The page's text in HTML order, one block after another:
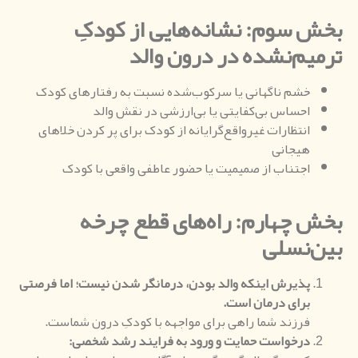
بخش سوم:نشانه‌هایی از کودکِ
ترمیم‌نشده در درون والد
خشم ناگهانی یا سرکوب‌شده نسبت به رفتارهای کودک
احساس بی‌کفایتی یا بی‌ارزشی در نقش والد
انتظارات غیرواقع‌گرایانه از کودک برای پر کردن خلاهای
هیجانی
اجتناب از صمیمیت یا حضور عاطفی واقعی با کودک
بخش چهارم:راه‌های قطع چرخه
بین‌نسلی
پذیرش اینکه والد بودن، درمانگر شدن نیست؛ اما فرصتی
برای درمان است.
فرزند شما راهی برای مواجهه با کودکِ درون شماست.
درخواست حمایت و ورود به فرایند رشد شخصی: